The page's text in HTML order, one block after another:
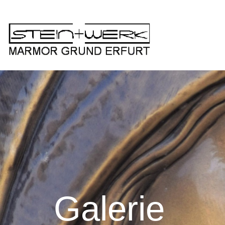
Zum Hauptinhalt springen
Galerie